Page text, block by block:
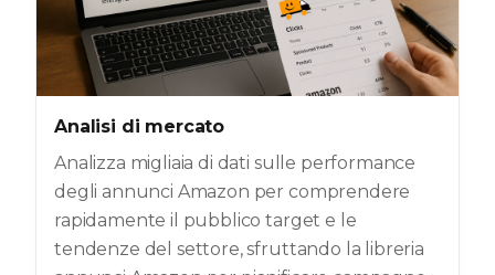
Analisi di mercato
Analizza migliaia di dati sulle performance
degli annunci Amazon per comprendere
rapidamente il pubblico target e le
tendenze del settore, sfruttando la libreria